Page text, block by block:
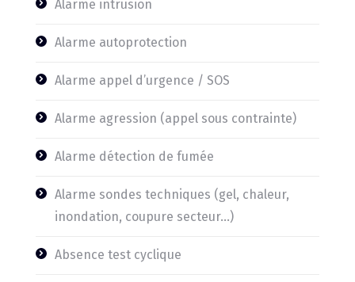
Alarme intrusion
Alarme autoprotection
Alarme appel d’urgence / SOS
Alarme agression (appel sous contrainte)
Alarme détection de fumée
Alarme sondes techniques (gel, chaleur,
inondation, coupure secteur…)
Absence test cyclique